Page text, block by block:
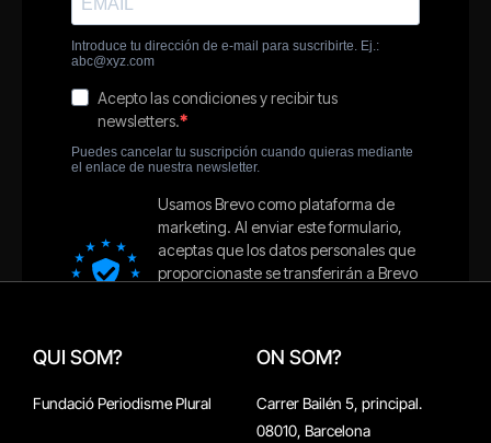
QUI SOM?
Fundació Periodisme Plural
ON SOM?
Carrer Bailén 5, principal.
08010, Barcelona